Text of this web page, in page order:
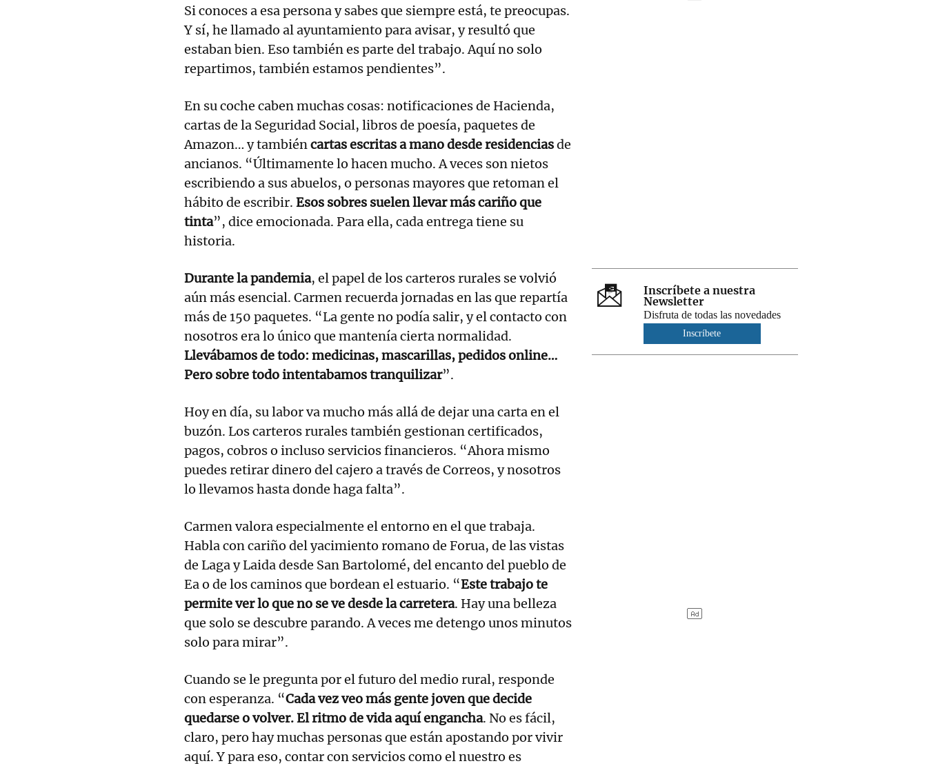
Si conoces a esa persona y sabes que siempre está, te preocupas.
Y sí, he llamado al ayuntamiento para avisar, y resultó que
estaban bien. Eso también es parte del trabajo. Aquí no solo
repartimos, también estamos pendientes”.
En su coche caben muchas cosas: notificaciones de Hacienda,
cartas de la Seguridad Social, libros de poesía, paquetes de
Amazon… y tambiéncartas escritas a mano desde residenciasde
ancianos. “Últimamente lo hacen mucho. A veces son nietos
escribiendo a sus abuelos, o personas mayores que retoman el
hábito de escribir. Esos sobres suelen llevar más cariño que
tinta”, dice emocionada. Para ella, cada entrega tiene su
historia.
Durante la pandemia, el papel de los carteros rurales se volvió
aún más esencial. Carmen recuerda jornadas en las que repartía
más de 150 paquetes. “La gente no podía salir, y el contacto con
nosotros era lo único que mantenía cierta normalidad.
Llevábamos de todo: medicinas, mascarillas, pedidos online…
Pero sobre todo intentabamos tranquilizar”.
Hoy en día, su labor va mucho más allá de dejar una carta en el
buzón. Los carteros rurales también gestionan certificados,
pagos, cobros o incluso servicios financieros. “Ahora mismo
puedes retirar dinero del cajero a través de Correos, y nosotros
lo llevamos hasta donde haga falta”.
Carmen valora especialmente el entorno en el que trabaja.
Habla con cariño del yacimiento romano de Forua, de las vistas
de Laga y Laida desde San Bartolomé, del encanto del pueblo de
Ea o de los caminos que bordean el estuario. “Este trabajo te
permite ver lo que no se ve desde la carretera. Hay una belleza
que solo se descubre parando. A veces me detengo unos minutos
solo para mirar”.
Cuando se le pregunta por el futuro del medio rural, responde
con esperanza. “Cada vez veo más gente joven que decide
quedarse o volver. El ritmo de vida aquí engancha. No es fácil,
claro, pero hay muchas personas que están apostando por vivir
aquí. Y para eso, contar con servicios como el nuestro es
Inscríbete a nuestra
Newsletter
Disfruta de todas las novedades
Inscríbete